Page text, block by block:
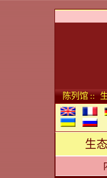
陈列馆 ::
生